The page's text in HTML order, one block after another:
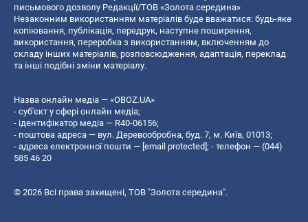
письмового дозволу Редакції/ТОВ «Золота середина»
Незаконним використанням матеріалів буде вважатися: будь-яке
копiювання, публiкацiя, передрук, наступне поширення,
використання, переробка з використанням, включенням до
складу інших матеріалів, розповсюдження, адаптація, переклад
та інші подібні зміни матеріалу.
Назва онлайн медіа — «OBOZ.UA»
- суб'єкт у сфері онлайн медіа;
- ідентифікатор медіа — R40-06156;
- поштова адреса — вул. Деревообробна, буд. 7, м. Київ, 01013;
- адреса електронної пошти — [email protected]; - телефон — (044)
585 46 20
© 2026 Всі права захищені, ТОВ "Золота середина".